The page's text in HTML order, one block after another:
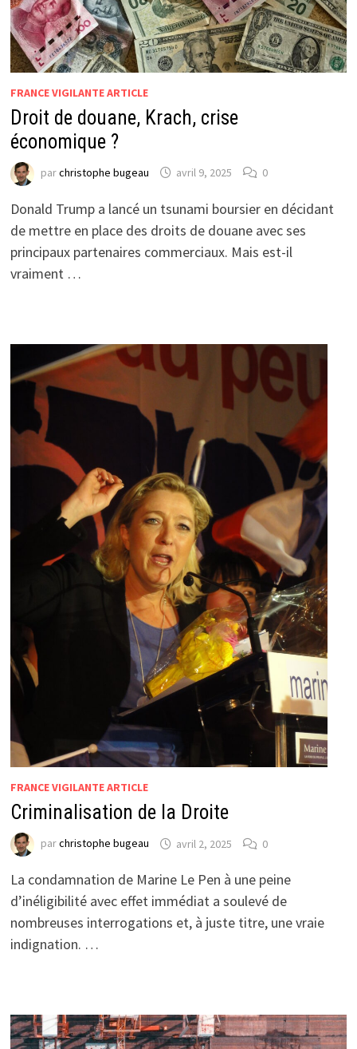
FRANCE VIGILANTE ARTICLE
Droit de douane, Krach, crise
économique ?
parchristophe bugeau avril 9, 2025 0
Donald Trump a lancé un tsunami boursier en décidant
de mettre en place des droits de douane avec ses
principaux partenaires commerciaux. Mais est-il
vraiment …
FRANCE VIGILANTE ARTICLE
Criminalisation de la Droite
parchristophe bugeau avril 2, 2025 0
La condamnation de Marine Le Pen à une peine
d’inéligibilité avec effet immédiat a soulevé de
nombreuses interrogations et, à juste titre, une vraie
indignation. …